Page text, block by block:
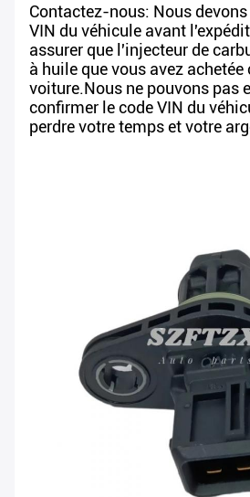
Contactez-nous: Nous
VIN du véhicule avant
assurer que l'injecteur de
à huile que vous avez
voiture.Nous ne pouvons pas
confirmer le code VIN du
perdre votre temps et votre